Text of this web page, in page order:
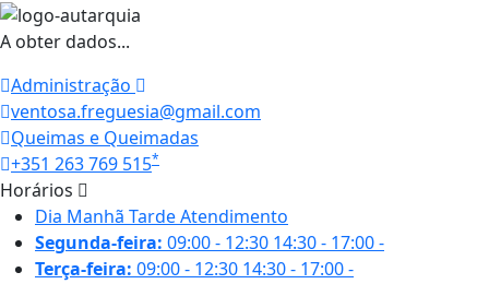
A obter dados...
Administração
ventosa.freguesia@gmail.com
Queimas e Queimadas
+351 263 769 515*
Horários
Dia Manhã TardeAtendimento
Segunda-feira: 09:00 - 12:30 14:30 - 17:00-
Terça-feira: 09:00 - 12:30 14:30 - 17:00-